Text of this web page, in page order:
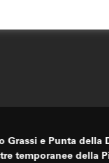
Grassi e Punta della
temporanee della